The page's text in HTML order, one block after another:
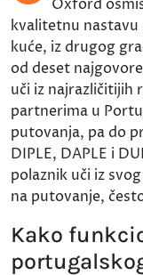
Oxford
kvalitetnu nastavu
kuće, iz drugog
od deset
uči iz najrazličitijih
partnerima u
putovanja, pa do
DIPLE, DAPLE i
polaznik uči iz
na putovanje,
Kako